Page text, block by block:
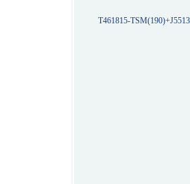
T461815-